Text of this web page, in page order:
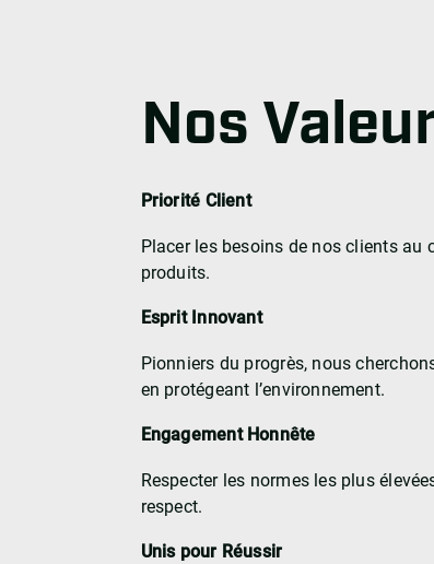
Nos
Priorité Client
Placer les besoins de nos clients
produits.
Esprit Innovant
Pionniers du progrès, nous
en protégeant l’environnement.
Engagement Honnête
Respecter les normes les plus
respect.
Unis pour Réussir